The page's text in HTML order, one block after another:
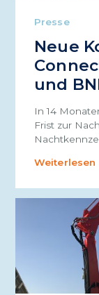
Presse
Neue
und
In 14
Frist zur
Weiterlesen